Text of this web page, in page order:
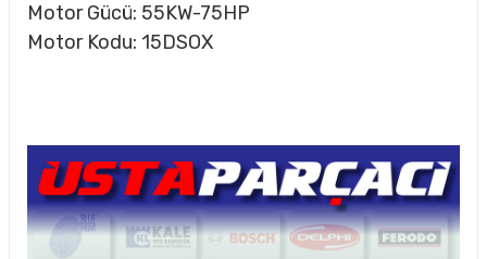
Motor Gücü: 55KW-75HP
Motor Kodu: 15DSOX